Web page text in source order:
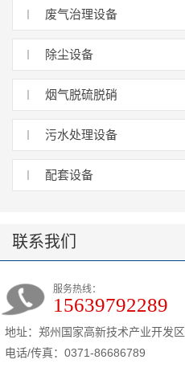
废气治理设备
除尘设备
烟气脱硫脱硝
污水处理设备
配套设备
联系我们
服务热线：
15639792289
地址：郑州国家高新技术产业开发区
电话/传真：0371-86686789